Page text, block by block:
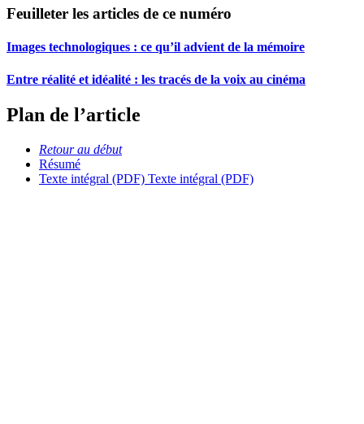
Feuilleter les articles de ce numéro
Images technologiques : ce qu’il advient de la mémoire
Entre réalité et idéalité : les tracés de la voix au cinéma
Plan de l’article
Retour au début
Résumé
Texte intégral (PDF) Texte intégral (PDF)